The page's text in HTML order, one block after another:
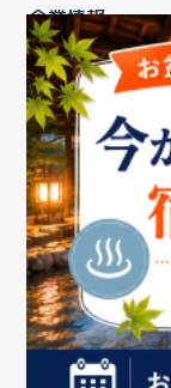
企業情報
ご利用中の方
お問い合わせ消費
個人情報保護ポリ
特定商取引法に基
商標について